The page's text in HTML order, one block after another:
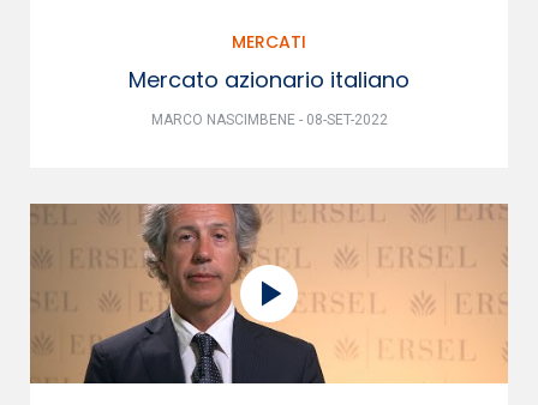
MERCATI
Mercato azionario italiano
MARCO NASCIMBENE - 08-SET-2022